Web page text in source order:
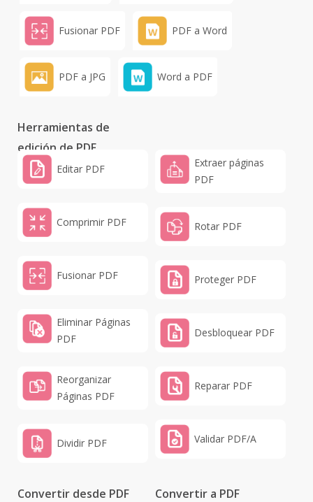
Fusionar PDF PDF a Word
PDF a JPG Word a PDF
Herramientas de
edición de PDF
Editar PDF
Comprimir PDF
Fusionar PDF
Eliminar Páginas
PDF
Reorganizar
Páginas PDF
Dividir PDF
Extraer páginas
PDF
Rotar PDF
Proteger PDF
Desbloquear PDF
Reparar PDF
Validar PDF/A
Convertir desde PDF Convertir a PDF